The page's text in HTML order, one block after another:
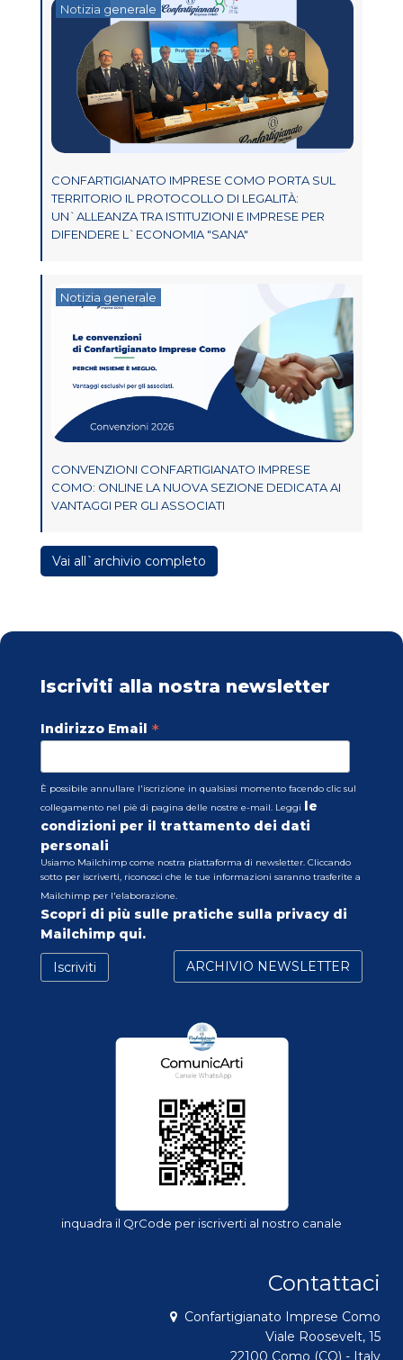
Notizia generale
CONFARTIGIANATO IMPRESE COMO PORTA SUL
TERRITORIO IL PROTOCOLLO DI LEGALITÀ:
UN`ALLEANZA TRA ISTITUZIONI E IMPRESE PER
DIFENDERE L`ECONOMIA "SANA"
Notizia generale
CONVENZIONI CONFARTIGIANATO IMPRESE
COMO: ONLINE LA NUOVA SEZIONE DEDICATA AI
VANTAGGI PER GLI ASSOCIATI
Vai all`archivio completo
Iscriviti alla nostra newsletter
Indirizzo Email *
È possibile annullare l'iscrizione in qualsiasi momento facendo clic sul
collegamento nel piè di pagina delle nostre e-mail. Leggi le
condizioni per il trattamento dei dati
personali
Usiamo Mailchimp come nostra piattaforma di newsletter. Cliccando
sotto per iscriverti, riconosci che le tue informazioni saranno trasferite a
Mailchimp per l'elaborazione.
Scopri di più sulle pratiche sulla privacy di
Mailchimp qui.
inquadra il QrCode per iscriverti al nostro canale
Contattaci
Confartigianato Imprese Como
Viale Roosevelt, 15
22100 Como (CO) - Italy